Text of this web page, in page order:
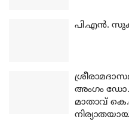
പി.എന്‍.
അംഗം
മാതാവ്